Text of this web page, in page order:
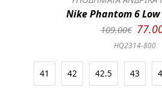
Nike Phantom 6
109.00€
HQ2314-800
41 42 42.5 43